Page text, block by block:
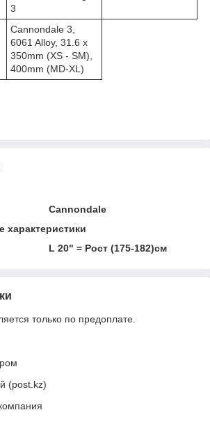
3
Cannondale 3,
6061 Alloy, 31.6 x
350mm (XS - SM),
400mm (MD-XL)
Cannondale
характеристики
L 20" = Рост (175-182)см
только по предоплате.
(post.kz)